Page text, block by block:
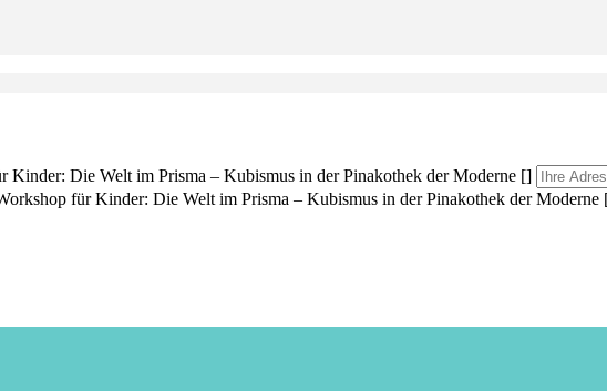
Kinder: Die Welt im Prisma – Kubismus in der Pinakothek der Moderne []
für Kinder: Die Welt im Prisma – Kubismus in der Pinakothek der Moderne